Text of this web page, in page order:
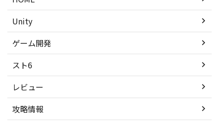
Unity
ゲーム開発
スト6
レビュー
攻略情報